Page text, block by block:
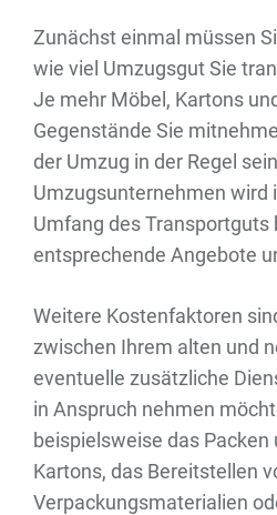
Zunächst einmal müssen
wie viel Umzugsgut Sie
Je mehr Möbel, Kartons
Gegenstände Sie
der Umzug in der Regel
Umzugsunternehmen wird
Umfang des Transportguts
entsprechende Angebote
Weitere Kostenfaktoren
zwischen Ihrem alten und
eventuelle zusätzliche
in Anspruch nehmen
beispielsweise das
Kartons, das Bereitstellen
Verpackungsmaterialien